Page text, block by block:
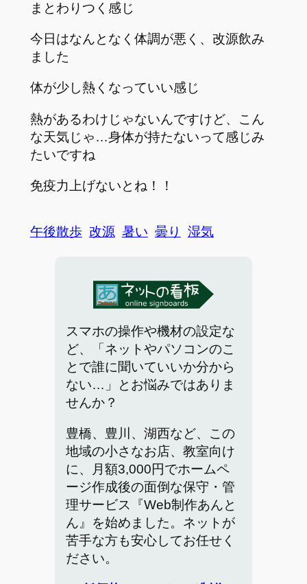
まとわりつく感じ
今日はなんとなく体調が悪く、改源飲み
ました
体が少し熱くなっていい感じ
熱があるわけじゃないんですけど、こん
な天気じゃ…身体が持たないって感じみ
たいですね
免疫力上げないとね！！
午後散歩 改源 暑い 曇り 湿気
スマホの操作や機材の設定な
ど、「ネットやパソコンのこ
とで誰に聞いていいか分から
ない…」とお悩みではありま
せんか？
豊橋、豊川、湖西など、この
地域の小さなお店、教室向け
に、月額3,000円でホームペ
ージ作成後の面倒な保守・管
理サービス『Web制作あんと
ん』を始めました。ネットが
苦手な方も安心してお任せく
ださい。